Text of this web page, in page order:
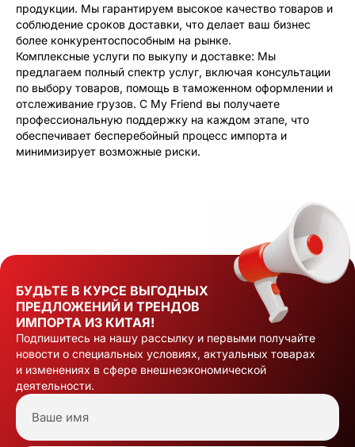
продукции. Мы гарантируем высокое качество товаров и
соблюдение сроков доставки, что делает ваш бизнес
более конкурентоспособным на рынке.
Комплексные услуги по выкупу и доставке: Мы
предлагаем полный спектр услуг, включая консультации
по выбору товаров, помощь в таможенном оформлении и
отслеживание грузов. С My Friend вы получаете
профессиональную поддержку на каждом этапе, что
обеспечивает бесперебойный процесс импорта и
минимизирует возможные риски.
БУДЬТЕ В КУРСЕ ВЫГОДНЫХ
ПРЕДЛОЖЕНИЙ И ТРЕНДОВ
ИМПОРТА ИЗ КИТАЯ!
Подпишитесь на нашу рассылку и первыми получайте
новости о специальных условиях, актуальных товарах
и изменениях в сфере внешнеэкономической
деятельности.